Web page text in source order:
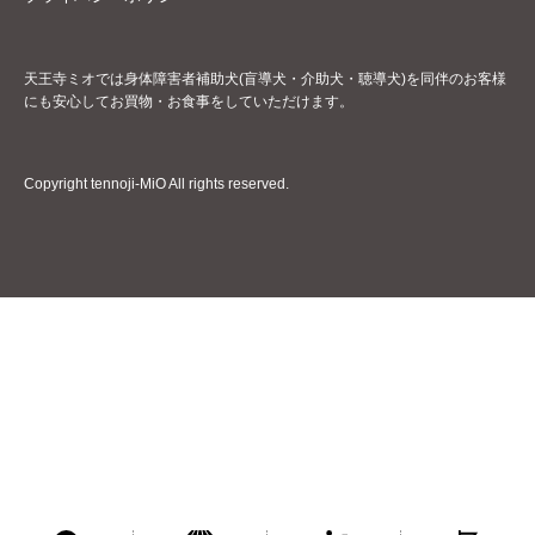
天王寺ミオでは身体障害者補助犬(盲導犬・介助犬・聴導犬)を同伴のお客様
にも安心してお買物・お食事をしていただけます。
Copyright tennoji-MiO All rights reserved.